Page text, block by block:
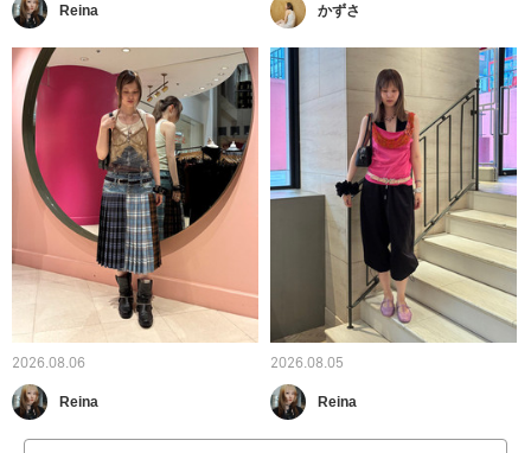
Reina かずさ
2026.08.06
Reina
2026.08.05
Reina